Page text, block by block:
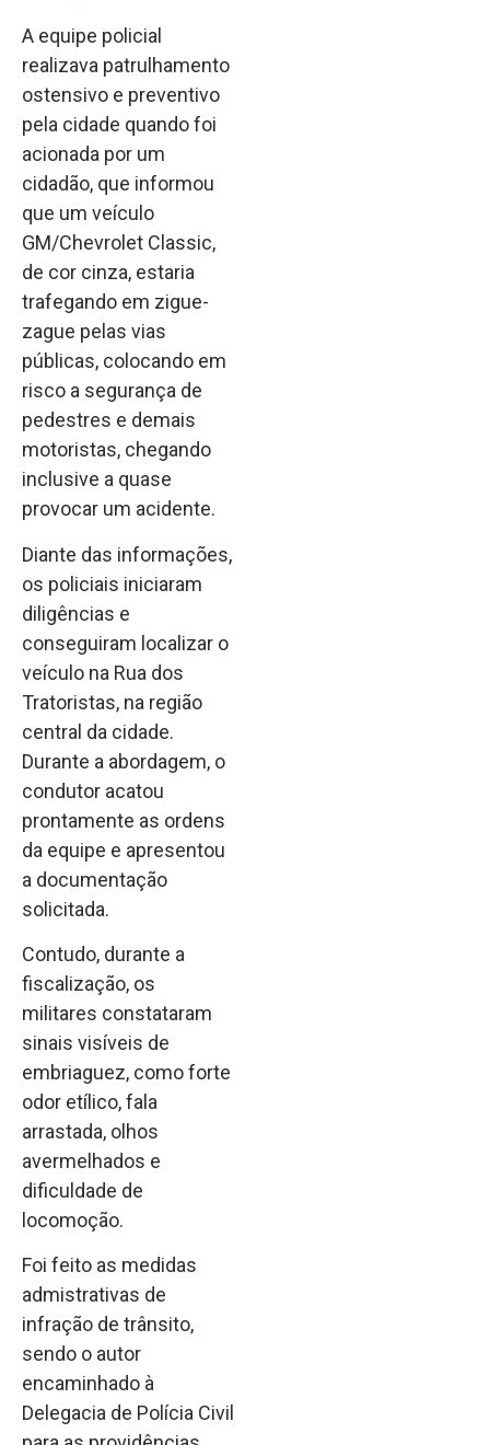
A equipe policial
realizava patrulhamento
ostensivo e preventivo
pela cidade quando foi
acionada por um
cidadão, que informou
que um veículo
GM/Chevrolet Classic,
de cor cinza, estaria
trafegando em zigue-
zague pelas vias
públicas, colocando em
risco a segurança de
pedestres e demais
motoristas, chegando
inclusive a quase
provocar um acidente.
Diante das informações,
os policiais iniciaram
diligências e
conseguiram localizar o
veículo na Rua dos
Tratoristas, na região
central da cidade.
Durante a abordagem, o
condutor acatou
prontamente as ordens
da equipe e apresentou
a documentação
solicitada.
Contudo, durante a
fiscalização, os
militares constataram
sinais visíveis de
embriaguez, como forte
odor etílico, fala
arrastada, olhos
avermelhados e
dificuldade de
locomoção.
Foi feito as medidas
admistrativas de
infração de trânsito,
sendo o autor
encaminhado à
Delegacia de Polícia Civil